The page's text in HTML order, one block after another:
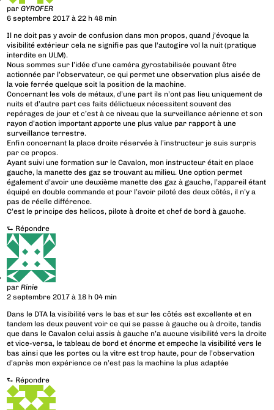
parGYROFER
6 septembre 2017 à 22 h 48 min
Il ne doit pas y avoir de confusion dans mon propos, quand j’évoque la
visibilité extérieur cela ne signifie pas que l’autogire vol la nuit (pratique
interdite en ULM).
Nous sommes sur l’idée d’une caméra gyrostabilisée pouvant être
actionnée par l’observateur, ce qui permet une observation plus aisée de
la voie ferrée quelque soit la position de la machine.
Concernant les vols de métaux, d’une part ils n’ont pas lieu uniquement de
nuits et d’autre part ces faits délictueux nécessitent souvent des
repérages de jour et c’est à ce niveau que la surveillance aérienne et son
rayon d’action important apporte une plus value par rapport à une
surveillance terrestre.
Enfin concernant la place droite réservée à l’instructeur je suis surpris
par ce propos.
Ayant suivi une formation sur le Cavalon, mon instructeur était en place
gauche, la manette des gaz se trouvant au milieu. Une option permet
également d’avoir une deuxième manette des gaz à gauche, l’appareil étant
équipé en double commande et pour l’avoir piloté des deux côtés, il n’y a
pas de réelle différence.
C’est le principe des helicos, pilote à droite et chef de bord à gauche.
⮑ Répondre
parRinie
2 septembre 2017 à 18 h 04 min
Dans le DTA la visibilité vers le bas et sur les côtés est excellente et en
tandem les deux peuvent voir ce qui se passe à gauche ou à droite, tandis
que dans le Cavalon celui assis à gauche n’a aucune visibilité vers la droite
et vice-versa, le tableau de bord et énorme et empeche la visibilité vers le
bas ainsi que les portes ou la vitre est trop haute, pour de l’observation
d’après mon expérience ce n’est pas la machine la plus adaptée
⮑ Répondre